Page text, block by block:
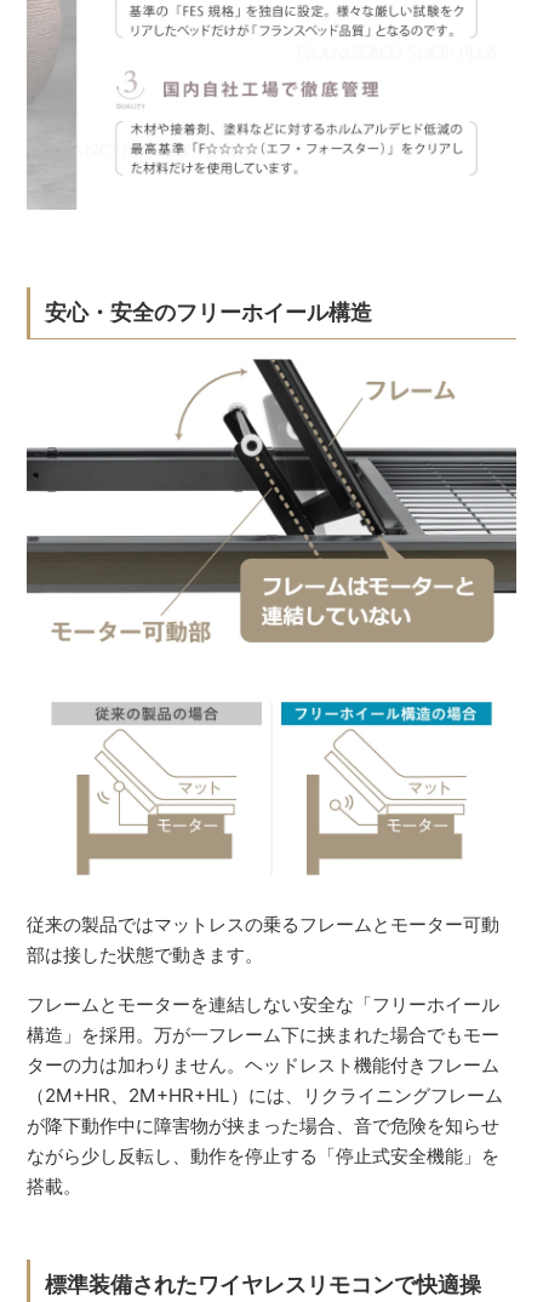
安心・安全のフリーホイール構造
従来の製品ではマットレスの乗るフレームとモーター可動
部は接した状態で動きます。
フレームとモーターを連結しない安全な「フリーホイール
構造」を採用。万が一フレーム下に挟まれた場合でもモー
ターの力は加わりません。ヘッドレスト機能付きフレーム
（2M+HR、2M+HR+HL）には、リクライニングフレーム
が降下動作中に障害物が挟まった場合、音で危険を知らせ
ながら少し反転し、動作を停止する「停止式安全機能」を
搭載。
標準装備されたワイヤレスリモコンで快適操